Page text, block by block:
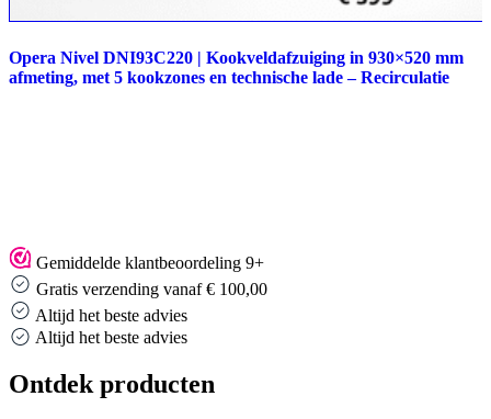
Opera Nivel DNI93C220 | Kookveldafzuiging in 930×520 mm
afmeting, met 5 kookzones en technische lade – Recirculatie
Gemiddelde klantbeoordeling 9+
Gratis verzending vanaf € 100,00
Altijd het beste advies
Altijd het beste advies
Ontdek producten